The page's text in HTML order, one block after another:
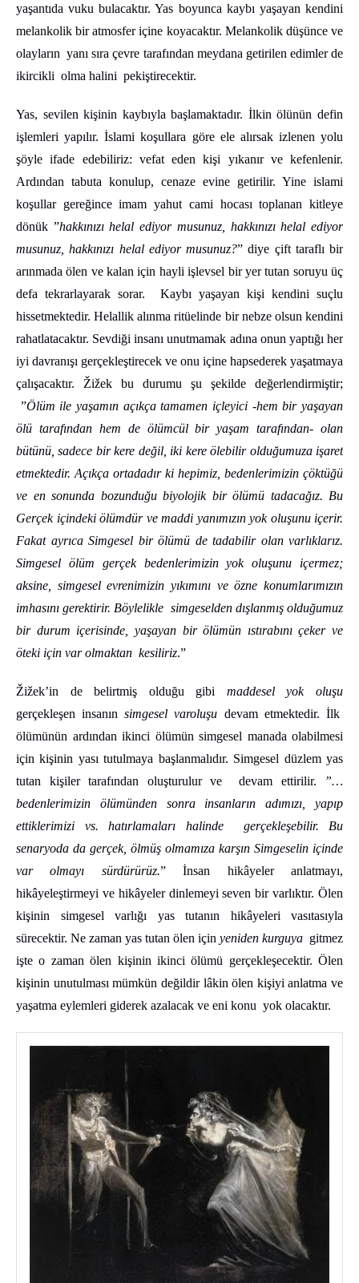
yaşantıda vuku bulacaktır. Yas boyunca kaybı yaşayan kendini
melankolik bir atmosfer içine koyacaktır. Melankolik düşünce ve
olayların yanı sıra çevre tarafından meydana getirilen edimler de
ikircikli olma halini pekiştirecektir.
Yas, sevilen kişinin kaybıyla başlamaktadır. İlkin ölünün defin
işlemleri yapılır. İslami koşullara göre ele alırsak izlenen yolu
şöyle ifade edebiliriz: vefat eden kişi yıkanır ve kefenlenir.
Ardından tabuta konulup, cenaze evine getirilir. Yine islami
koşullar gereğince imam yahut cami hocası toplanan kitleye
dönük ”hakkınızı helal ediyor musunuz, hakkınızı helal ediyor
musunuz, hakkınızı helal ediyor musunuz?” diye çift taraflı bir
arınmada ölen ve kalan için hayli işlevsel bir yer tutan soruyu üç
defa tekrarlayarak sorar. Kaybı yaşayan kişi kendini suçlu
hissetmektedir. Helallik alınma ritüelinde bir nebze olsun kendini
rahatlatacaktır. Sevdiği insanı unutmamak adına onun yaptığı her
iyi davranışı gerçekleştirecek ve onu içine hapsederek yaşatmaya
çalışacaktır. Žižek bu durumu şu şekilde değerlendirmiştir;
”Ölüm ile yaşamın açıkça tamamen içleyici -hem bir yaşayan
ölü tarafından hem de ölümcül bir yaşam tarafından- olan
bütünü, sadece bir kere değil, iki kere ölebilir olduğumuza işaret
etmektedir. Açıkça ortadadır ki hepimiz, bedenlerimizin çöktüğü
ve en sonunda bozunduğu biyolojik bir ölümü tadacağız. Bu
Gerçek içindeki ölümdür ve maddi yanımızın yok oluşunu içerir.
Fakat ayrıca Simgesel bir ölümü de tadabilir olan varlıklarız.
Simgesel ölüm gerçek bedenlerimizin yok oluşunu içermez;
aksine, simgesel evrenimizin yıkımını ve özne konumlarımızın
imhasını gerektirir. Böylelikle simgeselden dışlanmış olduğumuz
bir durum içerisinde, yaşayan bir ölümün ıstırabını çeker ve
öteki için var olmaktan kesiliriz.”
Žižek’in de belirtmiş olduğu gibi maddesel yok oluşu
gerçekleşen insanınsimgesel varoluşu devam etmektedir. İlk
ölümünün ardından ikinci ölümün simgesel manada olabilmesi
için kişinin yası tutulmaya başlanmalıdır. Simgesel düzlem yas
tutan kişiler tarafından oluşturulur ve devam ettirilir.
”…
bedenlerimizin ölümünden sonra insanların adımızı, yapıp
ettiklerimizi vs. hatırlamaları halinde gerçekleşebilir. Bu
senaryoda da gerçek, ölmüş olmamıza karşın Simgeselin içinde
var olmayı sürdürürüz.” İnsan hikâyeler anlatmayı,
hikâyeleştirmeyi ve hikâyeler dinlemeyi seven bir varlıktır. Ölen
kişinin simgesel varlığı yas tutanın hikâyeleri vasıtasıyla
sürecektir. Ne zaman yas tutan ölen için yeniden kurguya gitmez
işte o zaman ölen kişinin ikinci ölümü gerçekleşecektir. Ölen
kişinin unutulması mümkün değildir lâkin ölen kişiyi anlatma ve
yaşatma eylemleri giderek azalacak ve eni konu yok olacaktır.